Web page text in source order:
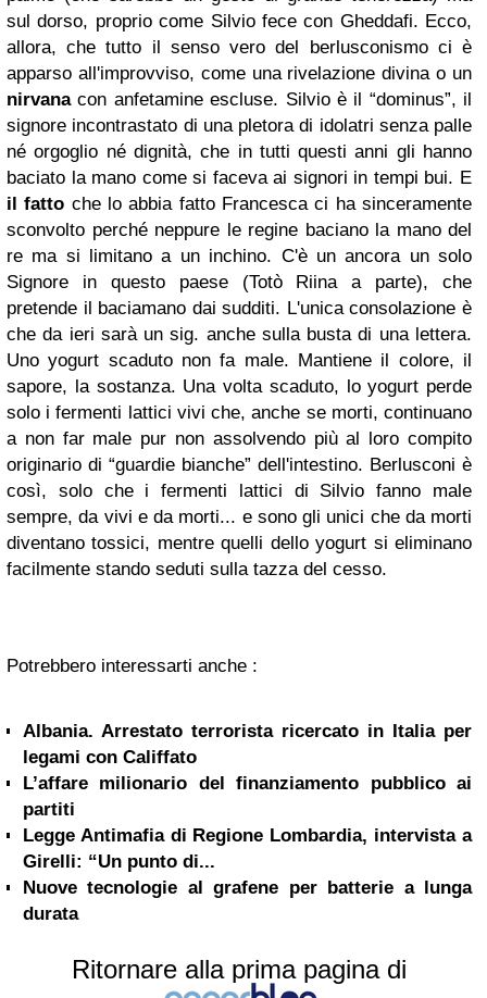
sul dorso, proprio come Silvio fece con Gheddafi. Ecco,
allora, che tutto il senso vero del berlusconismo ci è
apparso all'improvviso, come una rivelazione divina o un
nirvanacon anfetamine escluse. Silvio è il “dominus”, il
signore incontrastato di una pletora di idolatri senza palle
né orgoglio né dignità, che in tutti questi anni gli hanno
baciato la mano come si faceva ai signori in tempi bui. E
il fatto che lo abbia fatto Francesca ci ha sinceramente
sconvolto perché neppure le regine baciano la mano del
re ma si limitano a un inchino. C'è un ancora un solo
Signore in questo paese (Totò Riina a parte), che
pretende il baciamano dai sudditi. L'unica consolazione è
che da ieri sarà un sig. anche sulla busta di una lettera.
Uno yogurt scaduto non fa male. Mantiene il colore, il
sapore, la sostanza. Una volta scaduto, lo yogurt perde
solo i fermenti lattici vivi che, anche se morti, continuano
a non far male pur non assolvendo più al loro compito
originario di “guardie bianche” dell'intestino. Berlusconi è
così, solo che i fermenti lattici di Silvio fanno male
sempre, da vivi e da morti... e sono gli unici che da morti
diventano tossici, mentre quelli dello yogurt si eliminano
facilmente stando seduti sulla tazza del cesso.
Potrebbero interessarti anche :
Albania. Arrestato terrorista ricercato in Italia per
legami con Califfato
L’affare milionario del finanziamento pubblico ai
partiti
Legge Antimafia di Regione Lombardia, intervista a
Girelli: “Un punto di...
Nuove tecnologie al grafene per batterie a lunga
durata
Ritornare alla prima pagina di